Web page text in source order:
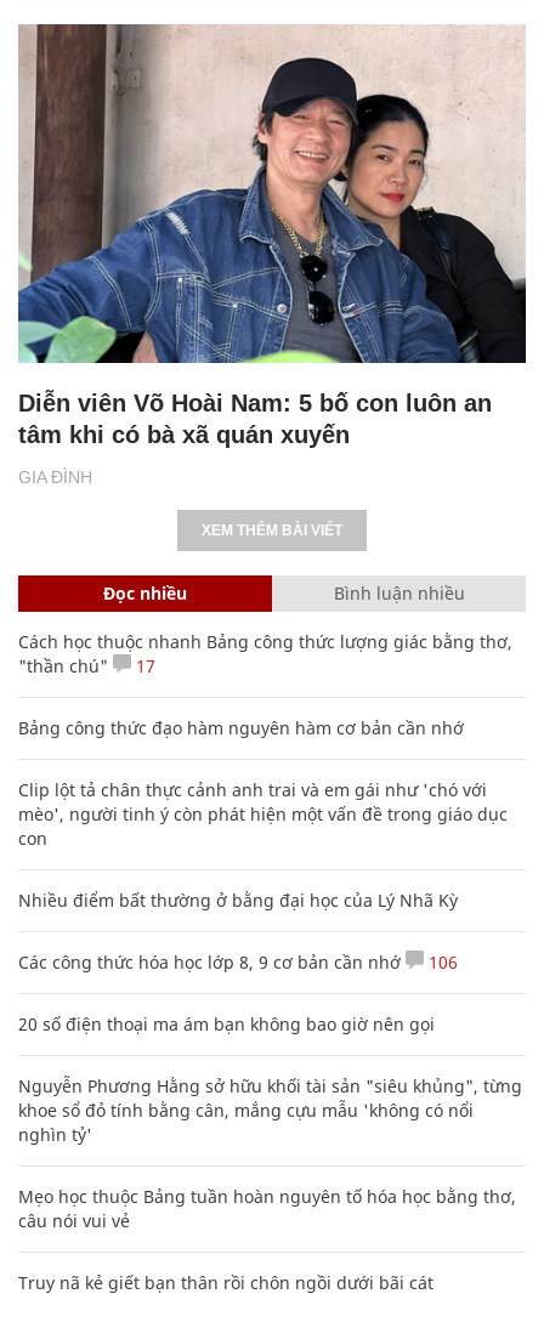
GIA ĐÌNH
Diễn viên Võ Hoài Nam: 5 bố con luôn an
tâm khi có bà xã quán xuyến
XEM THÊM BÀI VIẾT
Đọc nhiều Bình luận nhiều
Cách học thuộc nhanh Bảng công thức lượng giác bằng thơ,
"thần chú"
17
Bảng công thức đạo hàm nguyên hàm cơ bản cần nhớ
Clip lột tả chân thực cảnh anh trai và em gái như 'chó với
mèo', người tinh ý còn phát hiện một vấn đề trong giáo dục
con
Nhiều điểm bất thường ở bằng đại học của Lý Nhã Kỳ
Các công thức hóa học lớp 8, 9 cơ bản cần nhớ 106
20 số điện thoại ma ám bạn không bao giờ nên gọi
Nguyễn Phương Hằng sở hữu khối tài sản "siêu khủng", từng
khoe sổ đỏ tính bằng cân, mắng cựu mẫu 'không có nổi
nghìn tỷ'
Mẹo học thuộc Bảng tuần hoàn nguyên tố hóa học bằng thơ,
câu nói vui vẻ
Truy nã kẻ giết bạn thân rồi chôn ngồi dưới bãi cát